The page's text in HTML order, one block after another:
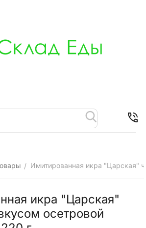
/ Имитированная икра "Царская"
икра "Царская"
осетровой